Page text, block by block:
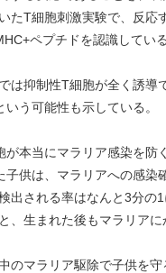
たT細胞刺激実験で、反応
ペプチドを認識してい
は抑制性T細胞が全く誘導
う可能性も示している。
本当にマラリア感染を防
供は、マラリアへの感
出される率はなんと3分の
、生まれた後もマラリア
のマラリア駆除で子供を